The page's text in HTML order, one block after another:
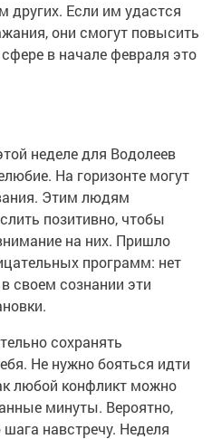
других. Если им удастся
они смогут повысить
в начале февраля это
неделе для Водолеев
На горизонте могут
Этим людям
позитивно, чтобы
на них. Пришло
программ: нет
своем сознании эти
сохранять
Не нужно бояться идти
любой конфликт можно
минуты. Вероятно,
навстречу. Неделя